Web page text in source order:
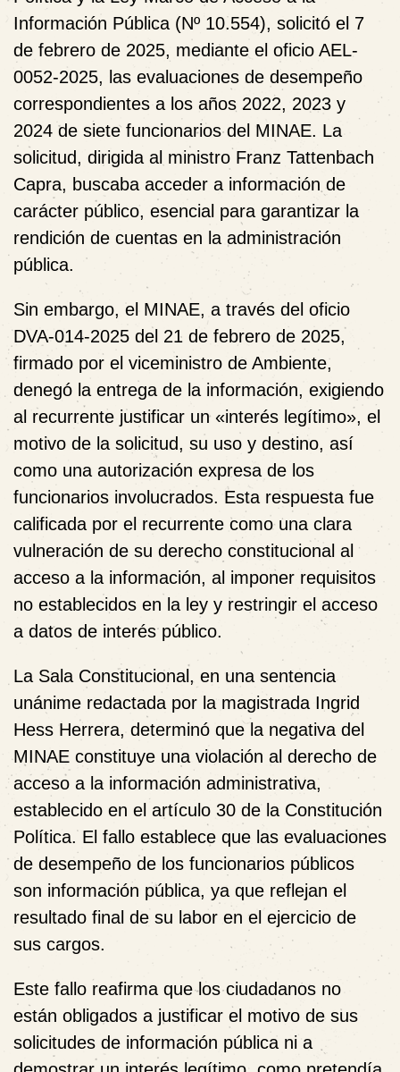
Información Pública (Nº 10.554), solicitó el 7
de febrero de 2025, mediante el oficio AEL-
0052-2025, las evaluaciones de desempeño
correspondientes a los años 2022, 2023 y
2024 de siete funcionarios del MINAE. La
solicitud, dirigida al ministro Franz Tattenbach
Capra, buscaba acceder a información de
carácter público, esencial para garantizar la
rendición de cuentas en la administración
pública.
Sin embargo, el MINAE, a través del oficio
DVA-014-2025 del 21 de febrero de 2025,
firmado por el viceministro de Ambiente,
denegó la entrega de la información, exigiendo
al recurrente justificar un «interés legítimo», el
motivo de la solicitud, su uso y destino, así
como una autorización expresa de los
funcionarios involucrados. Esta respuesta fue
calificada por el recurrente como una clara
vulneración de su derecho constitucional al
acceso a la información, al imponer requisitos
no establecidos en la ley y restringir el acceso
a datos de interés público.
La Sala Constitucional, en una sentencia
unánime redactada por la magistrada Ingrid
Hess Herrera, determinó que la negativa del
MINAE constituye una violación al derecho de
acceso a la información administrativa,
establecido en el artículo 30 de la Constitución
Política. El fallo establece que las evaluaciones
de desempeño de los funcionarios públicos
son información pública, ya que reflejan el
resultado final de su labor en el ejercicio de
sus cargos.
Este fallo reafirma que los ciudadanos no
están obligados a justificar el motivo de sus
solicitudes de información pública ni a